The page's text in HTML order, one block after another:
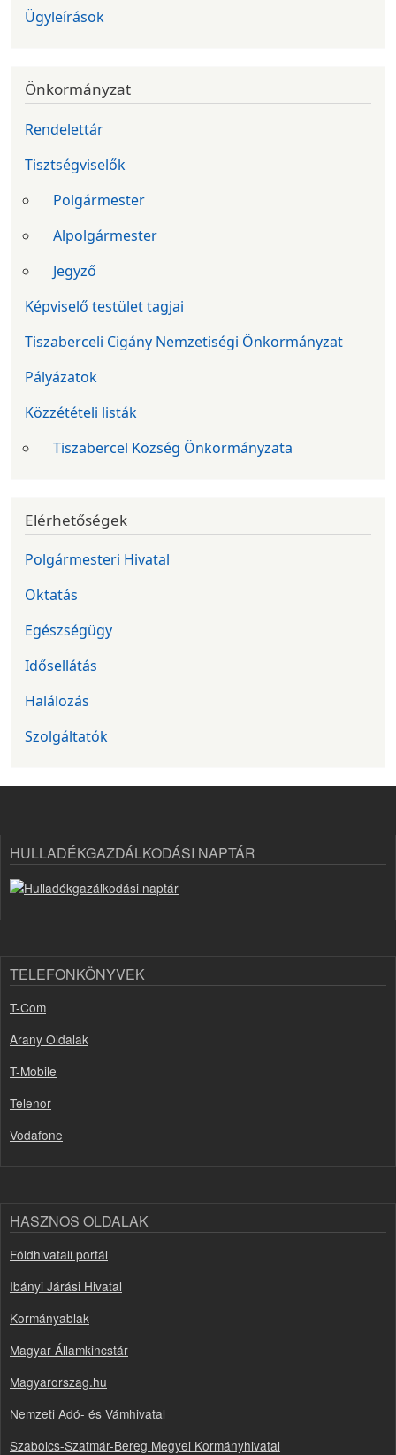
Ügyleírások
Önkormányzat
Rendelettár
Tisztségviselők
Polgármester
Alpolgármester
Jegyző
Képviselő testület tagjai
Tiszaberceli Cigány Nemzetiségi Önkormányzat
Pályázatok
Közzétételi listák
Tiszabercel Község Önkormányzata
Elérhetőségek
Polgármesteri Hivatal
Oktatás
Egészségügy
Idősellátás
Halálozás
Szolgáltatók
HULLADÉKGAZDÁLKODÁSI NAPTÁR
TELEFONKÖNYVEK
T-Com
Arany Oldalak
T-Mobile
Telenor
Vodafone
HASZNOS OLDALAK
Földhivatali portál
Ibányi Járási Hivatal
Kormányablak
Magyar Államkincstár
Magyarorszag.hu
Nemzeti Adó- és Vámhivatal
Szabolcs-Szatmár-Bereg Megyei Kormányhivatal